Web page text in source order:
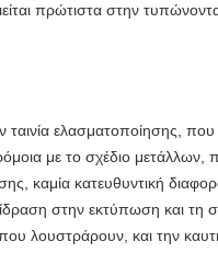
πρώτιστα στην
ταινία ελασματοποίησης,
με το σχέδιο μετάλλων,
καμία κατευθυντική
στην εκτύπωση και τη
λουστράρουν, και την